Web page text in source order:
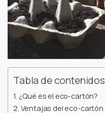
Tabla de contenidos
¿Qué es el eco-cartón?
Ventajas del eco-cartón